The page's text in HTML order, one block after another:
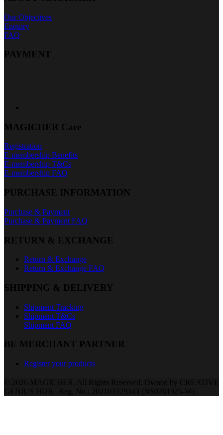
Our Objectives
Enquiry
FAQ
PAYMENT
MAGICHER Care
Registration
E-membership Benefits
E-membership T&Cs
E-membership FAQ
PURCHASE INFORMATION
Purchase & Payment
Purchase & Payment FAQ
RETURN & EXCHANGE
Return & Exchange
Return & Exchange FAQ
SHIPPING & DELIVERY
Shipment Tracking
Shipment T&Cs
Shipment FAQ
BE MERCHANT PARTNER
Register your products
© 2026 MAGICHER. All Rights Reserved. Owned by CREATIVE
GENIUS HUB | Reg. No.: 202103329343 (NS0261925-W)